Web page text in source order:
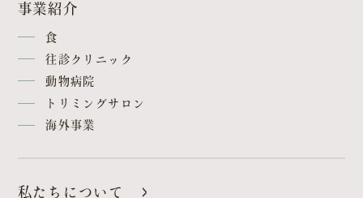
事業紹介
食
往診クリニック
動物病院
トリミングサロン
海外事業
私たちについて